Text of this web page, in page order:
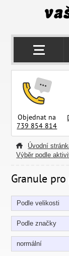
Objednat na
739 854 814
Úvodní
Výběr podle
Granule
Podle velikosti
Podle značky
normální